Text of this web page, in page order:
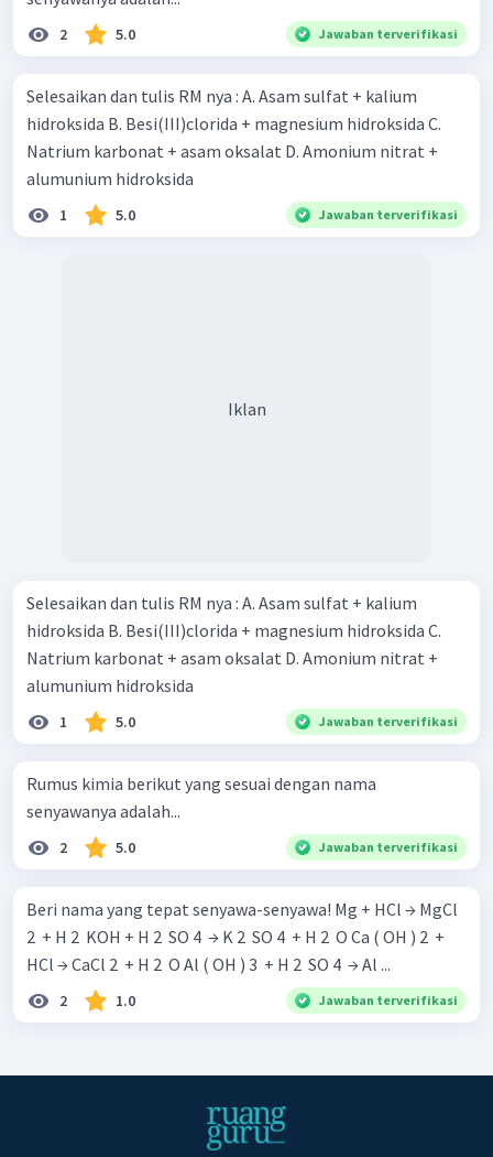
2 5.0 Jawaban terverifikasi
Selesaikan dan tulis RM nya : A. Asam sulfat + kalium
hidroksida B. Besi(III)clorida + magnesium hidroksida C.
Natrium karbonat + asam oksalat D. Amonium nitrat +
alumunium hidroksida
1 5.0 Jawaban terverifikasi
Iklan
Selesaikan dan tulis RM nya : A. Asam sulfat + kalium
hidroksida B. Besi(III)clorida + magnesium hidroksida C.
Natrium karbonat + asam oksalat D. Amonium nitrat +
alumunium hidroksida
1 5.0 Jawaban terverifikasi
Rumus kimia berikut yang sesuai dengan nama
senyawanya adalah...
2 5.0 Jawaban terverifikasi
Beri nama yang tepat senyawa-senyawa! Mg + HCl → MgCl
2 ​ + H 2 ​ KOH + H 2 ​ SO 4 ​ → K 2 ​ SO 4 ​ + H 2 ​ O Ca ( OH ) 2 ​ +
HCl → CaCl 2 ​ + H 2 ​ O Al ( OH ) 3 ​ + H 2 ​ SO 4 ​ → Al ...
2 1.0 Jawaban terverifikasi